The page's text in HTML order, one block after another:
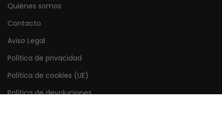
Quiénes somos
Contacto
Aviso Legal
Política de privacidad
Política de cookies (UE)
Política de devoluciones